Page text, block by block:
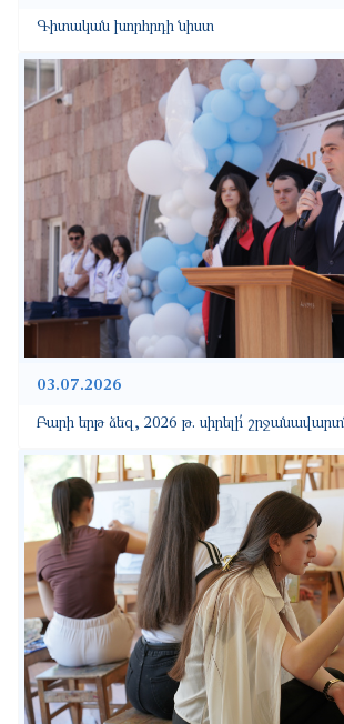
Գիտական խորհրդի նիստ
03.07.2026
Բարի երթ ձեզ, 2026 թ. սիրելի՛